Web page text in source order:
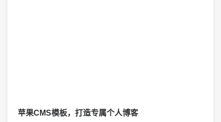
苹果CMS模板，打造专属个人博客